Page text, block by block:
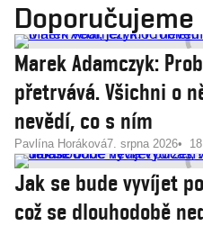
Doporučujeme
Marek Adamczyk:
přetrvává. Všichni o
nevědí, co s ním
Pavlína Horáková7. srpna 2026
Jak se bude vyvíjet
což se dlouhodobě